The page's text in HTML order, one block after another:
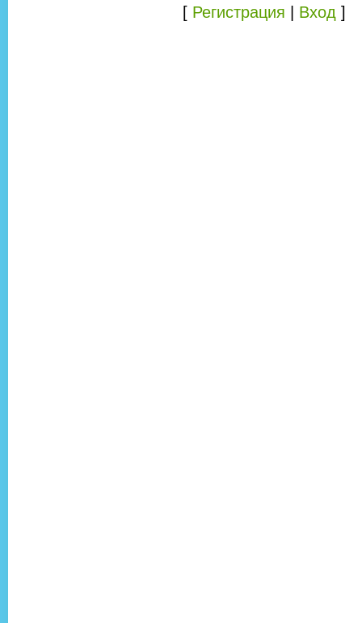
[ Регистрация Вход ]